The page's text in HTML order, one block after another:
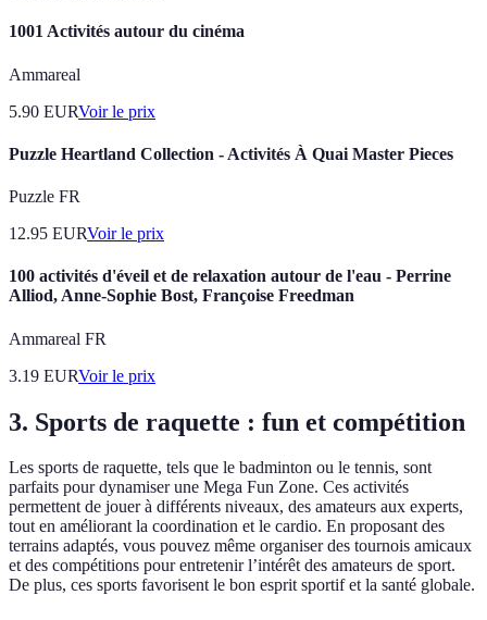
1001 Activités autour du cinéma
Ammareal
5.90 EURVoir le prix
Puzzle Heartland Collection - Activités À Quai Master Pieces
Puzzle FR
12.95 EURVoir le prix
100 activités d'éveil et de relaxation autour de l'eau - Perrine
Alliod, Anne-Sophie Bost, Françoise Freedman
Ammareal FR
3.19 EURVoir le prix
3. Sports de raquette : fun et compétition
Les sports de raquette, tels que le badminton ou le tennis, sont
parfaits pour dynamiser une Mega Fun Zone. Ces activités
permettent de jouer à différents niveaux, des amateurs aux experts,
tout en améliorant la coordination et le cardio. En proposant des
terrains adaptés, vous pouvez même organiser des tournois amicaux
et des compétitions pour entretenir l’intérêt des amateurs de sport.
De plus, ces sports favorisent le bon esprit sportif et la santé globale.